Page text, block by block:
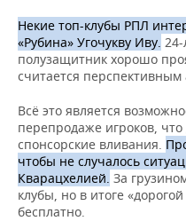
Некие топ-клубы РПЛ
«Рубина» Угочукву Иву.
полузащитник хорошо
считается перспективным
Всё это является
перепродаже игроков, что
спонсорские вливания.
чтобы не случалось
Кварацхелией. За
клубы, но в итоге
бесплатно.